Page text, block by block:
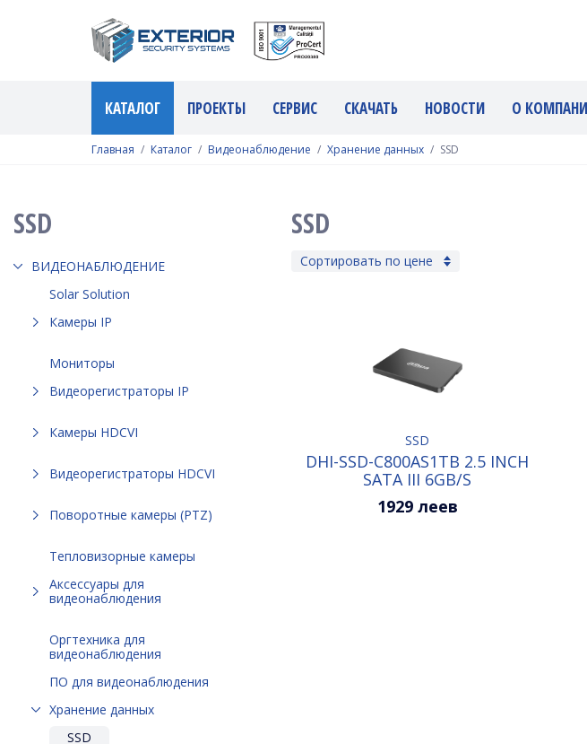
КАТАЛОГ ПРОЕКТЫ СЕРВИС СКАЧАТЬ НОВОСТИ О
Главная Каталог Видеонаблюдение Хранение данных SSD
SSD
ВИДЕОНАБЛЮДЕНИЕ
Solar Solution
Камеры IP
Мониторы
Видеорегистраторы IP
Камеры HDCVI
Видеорегистраторы HDCVI
Поворотные камеры (PTZ)
Тепловизорные камеры
Аксессуары для
видеонаблюдения
Оргтехника для
видеонаблюдения
ПО для видеонаблюдения
Хранение данных
SSD
SSD
Сортировать по цене
SSD
DHI-SSD-C800AS1TB 2.5 INCH
SATA III 6GB/S
1929 леев